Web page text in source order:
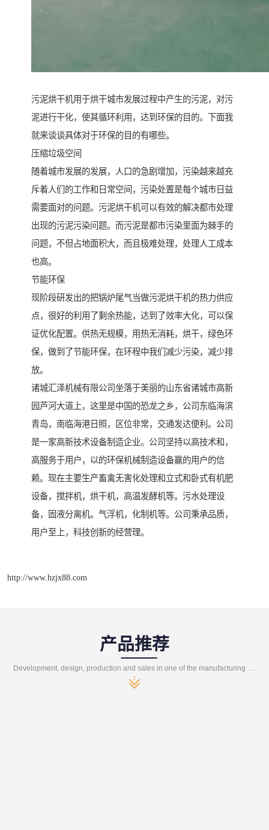
污泥烘干机用于烘干城市发展过程中产生的污泥，对污
泥进行干化，使其循环利用，达到环保的目的。下面我
就来谈谈具体对于环保的目的有哪些。
压缩垃圾空间
随着城市发展的发展，人口的急剧增加，污染越来越充
斥着人们的工作和日常空间，污染处置是每个城市日益
需要面对的问题。污泥烘干机可以有效的解决都市处理
出现的污泥污染问题。而污泥是都市污染里面为棘手的
问题，不但占地面积大，而且极难处理，处理人工成本
也高。
节能环保
现阶段研发出的把锅炉尾气当做污泥烘干机的热力供应
点，很好的利用了剩余热能，达到了效率大化，可以保
证优化配置。供热无规模，用热无消耗，烘干，绿色环
保，做到了节能环保，在环程中我们减少污染，减少排
放。
诸城汇泽机械有限公司坐落于美丽的山东省诸城市高新
园芦河大道上，这里是中国的恐龙之乡，公司东临海滨
青岛，南临海港日照，区位非常，交通发达便利。公司
是一家高新技术设备制造企业。公司坚持以高技术和，
高服务于用户，以的环保机械制造设备赢的用户的信
赖。现在主要生产畜禽无害化处理和立式和卧式有机肥
设备，搅拌机，烘干机，高温发酵机等。污水处理设
备，固液分离机。气浮机，化制机等。公司秉承品质，
用户至上，科技创新的经营理。
http://www.hzjx88.com
产品推荐